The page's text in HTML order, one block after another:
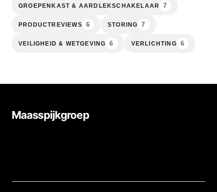
GROEPENKAST & AARDLEKSCHAKELAAR 7
PRODUCTREVIEWS 6 STORING 7
VEILIGHEID & WETGEVING 6 VERLICHTING 6
Maasspijkgroep